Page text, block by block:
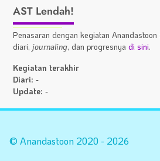
AST Lendah!
Penasaran dengan kegiatan
diari, journaling, dan progresnyadi sini.
Kegiatan terakhir
Diari:-
Update:-
Statistik
© Anandastoon 2020 - 2026